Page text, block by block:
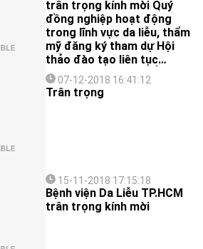
trân trọng kính mời Quý
đồng nghiệp hoạt động
trong lĩnh vực da liễu, thẩm
mỹ đăng ký tham dự Hội
thảo đào tạo liên tục
“PHÒNG NGỪA VÀ XỬ TRÍ
TAI BIẾN TRONG THẨM MỸ
NỘI KHOA” diễn ra vào ngày
07-12-2018 16:41:12
Trân trọng
15-11-2018 17:15:18
Bệnh viện Da Liễu TP.HCM
trân trọng kính mời